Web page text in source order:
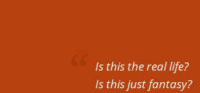
Is this the real life?
Is this just fantasy?